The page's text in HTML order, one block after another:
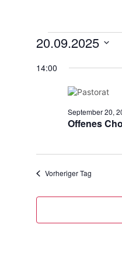
20.09.2025
wählen.
14:00
Offenes
September 20,
Vorheriger Tag